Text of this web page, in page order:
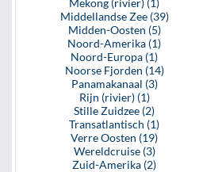
Mekong (rivier) (1)
Middellandse Zee (39)
Midden-Oosten (5)
Noord-Amerika (1)
Noord-Europa (1)
Noorse Fjorden (14)
Panamakanaal (3)
Rijn (rivier) (1)
Stille Zuidzee (2)
Transatlantisch (1)
Verre Oosten (19)
Wereldcruise (3)
Zuid-Amerika (2)